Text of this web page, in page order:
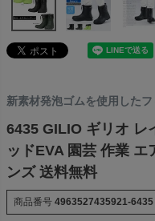
新素材発泡ゴムを使用した
6435 GILIO ギリオ レ
ッドEVA 園芸 作業 エ
ンズ 送料無料
商品番号 4963527435921-6435